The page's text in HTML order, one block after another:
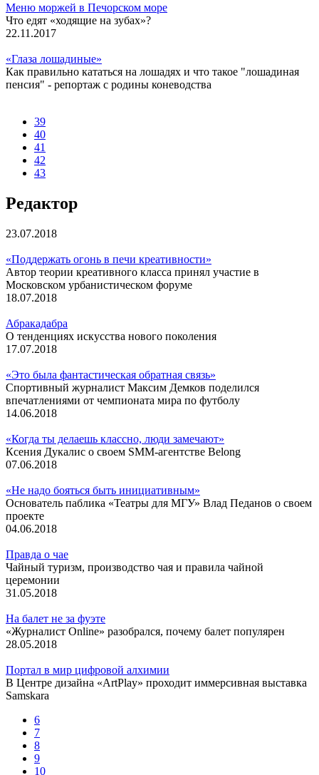
Меню моржей в Печорском море
Что едят «ходящие на зубах»?
22.11.2017
«Глаза лошадиные»
Как правильно кататься на лошадях и что такое "лошадиная
пенсия" - репортаж с родины коневодства
39
40
41
42
43
Редактор
23.07.2018
«Поддержать огонь в печи креативности»
Автор теории креативного класса принял участие в
Московском урбанистическом форуме
18.07.2018
Абракадабра
О тенденциях искусства нового поколения
17.07.2018
«Это была фантастическая обратная связь»
Спортивный журналист Максим Демков поделился
впечатлениями от чемпионата мира по футболу
14.06.2018
«Когда ты делаешь классно, люди замечают»
Ксения Дукалис о своем SMM-агентстве Belong
07.06.2018
«Не надо бояться быть инициативным»
Основатель паблика «Театры для МГУ» Влад Педанов о своем
проекте
04.06.2018
Правда о чае
Чайный туризм, производство чая и правила чайной
церемонии
31.05.2018
На балет не за фуэте
«Журналист Online» разобрался, почему балет популярен
28.05.2018
Портал в мир цифровой алхимии
В Центре дизайна «ArtPlay» проходит иммерсивная выставка
Samskara
6
7
8
9
10